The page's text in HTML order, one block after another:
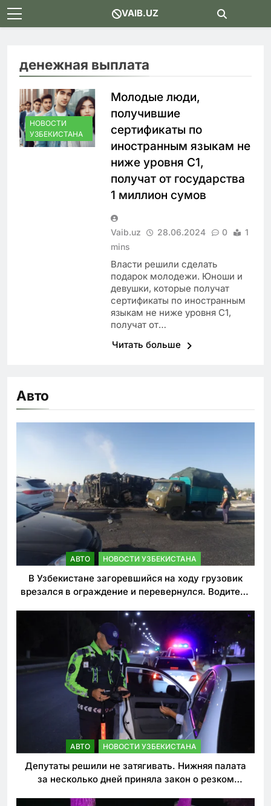
Skip
to
VAIB.UZ
денежная выплата
НОВОСТИ
УЗБЕКИСТАНА
Молодые люди,
получившие
сертификаты по
иностранным языкам не
ниже уровня С1,
получат от государства
1 миллион сумов
Vaib.uz 28.06.2024 0
1
mins
Власти решили сделать
подарок молодежи. Юноши и
девушки, которые получат
сертификаты по иностранным
языкам не ниже уровня С1,
получат от…
Читать больше
Авто
АВТО НОВОСТИ УЗБЕКИСТАНА
В Узбекистане загоревшийся на ходу грузовик
врезался в ограждение и перевернулся. Водитель
АВТО НОВОСТИ УЗБЕКИСТАНА
Депутаты решили не затягивать. Нижняя палата
за несколько дней приняла закон о резком